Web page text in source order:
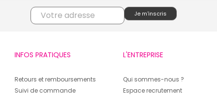
INFOS PRATIQUES
Retours et remboursements
Suivi de commande
L'ENTREPRISE
Qui sommes-nous ?
Espace recrutement